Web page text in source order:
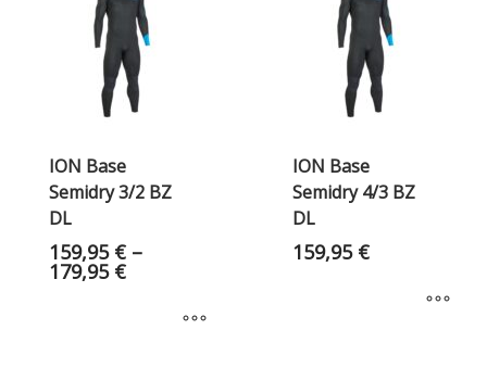
ION Base
Semidry 3/2 BZ
DL
159,95 € –
179,95 €
ION Base
Semidry 4/3 BZ
DL
159,95 €